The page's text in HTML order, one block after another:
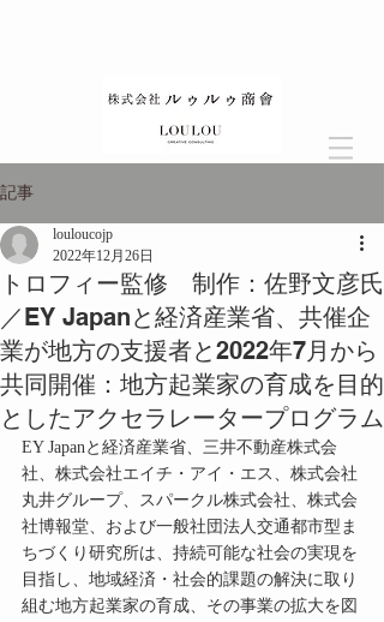
記事
トロフィー監修 制作：佐野文彦氏
／EY Japanと経済産業省、共催企
業が地方の支援者と2022年7月から
共同開催：地方起業家の育成を目的
としたアクセラレータープログラム
louloucojp
2022年12月26日
EY Japanと経済産業省、三井不動産株式会
社、株式会社エイチ・アイ・エス、株式会社
丸井グループ、スパークル株式会社、株式会
社博報堂、および一般社団法人交通都市型ま
ちづくり研究所は、持続可能な社会の実現を
目指し、地域経済・社会的課題の解決に取り
組む地方起業家の育成、その事業の拡大を図